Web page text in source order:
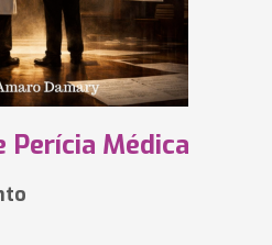
Perícia Médica